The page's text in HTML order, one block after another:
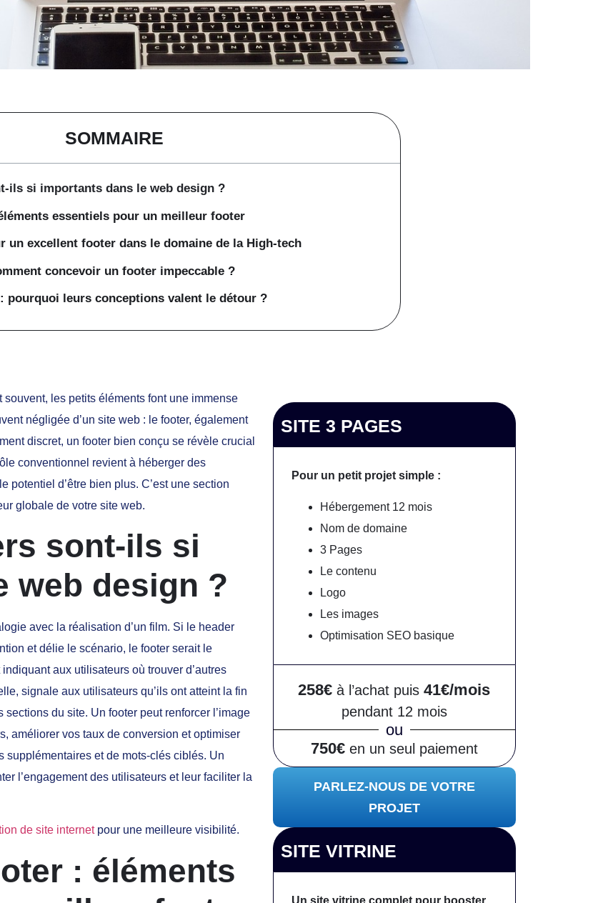
SOMMAIRE
ils si importants dans le web design ?
essentiels pour un meilleur footer
un excellent footer dans le domaine de la High-tech
concevoir un footer impeccable ?
pourquoi leurs conceptions valent le détour ?
les petits éléments font une immense
négligée d’un site web : le footer, également
discret, un footer bien conçu se révèle crucial
conventionnel revient à héberger des
potentiel d’être bien plus. C’est une section
globale de votre site web.
sont-ils si
web design ?
avec la réalisation d’un film. Si le header
et délie le scénario, le footer serait le
aux utilisateurs où trouver d’autres
signale aux utilisateurs qu’ils ont atteint la fin
du site. Un footer peut renforcer l’image
améliorer vos taux de conversion et optimiser
supplémentaires et de mots-clés ciblés. Un
l’engagement des utilisateurs et leur faciliter la
de site internetpour une meilleure visibilité.
: éléments
SITE 3 PAGES
Pour un petit projet simple :
Hébergement 12 mois
Nom de domaine
3 Pages
Le contenu
Logo
Les images
Optimisation SEO basique
258€à l’achat puis41€/mois
pendant 12 mois
ou
750€en un seul paiement
PARLEZ-NOUS DE VOTRE
PROJET
SITE VITRINE
Un site vitrine complet pour booster